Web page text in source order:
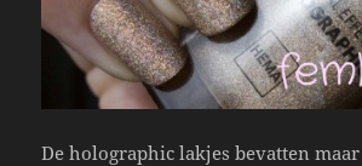
De holographic lakjes bevatten